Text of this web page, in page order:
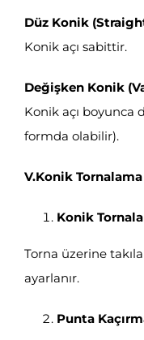
Düz Konik
Konik açı sabittir.
Değişken Konik
Konik açı boyunca
formda olabilir).
V.Konik
Konik
Torna üzerine
ayarlanır.
Punta